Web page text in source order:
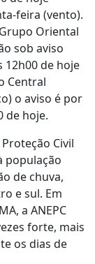
feira (vento).
Oriental
sob aviso
de hoje
Central
o aviso é por
de hoje.
Civil
população
de chuva,
e sul. Em
a ANEPC
forte, mais
os dias de